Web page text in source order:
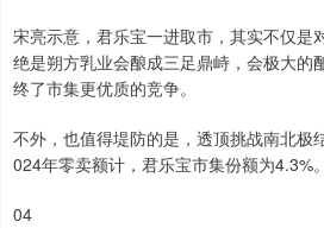
宋亮示意，君乐宝一进取市，其实不仅是
绝是朔方乳业会酿成三足鼎峙，会极大的
终了市集更优质的竞争。
不外，也值得堤防的是，透顶挑战南北极
024年零卖额计，君乐宝市集份额为4.3%。
04